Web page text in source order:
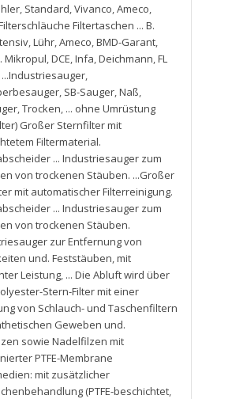
, Standard,Vivanco,Ameco,
Filtertaschen ... B.
,Lühr,Ameco,BMD-Garant,
. Mikropul,DCE,Infa,Deichmann,FL
...Industriesauger,
, SB-Sauger,Naß,
,Trocken, ... ohne Umrüstung
Großer Sternfilter mit
Filtermaterial.
... Industriesauger zum
von trockenen Stäuben. ...Großer
mit automatischer Filterreinigung.
... Industriesauger zum
von trockenen Stäuben.
zur Entfernung von
und. Feststäuben,mit
Leistung, ... Die Abluft wird über
Stern-Filter mit einer
von Schlauch- und Taschenfiltern
Geweben und.
sowie Nadelfilzen mit
PTFE-Membrane
mit zusätzlicher
(PTFE-beschichtet,